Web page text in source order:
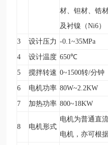
材、钽材、锆
及衬镍（Ni6）
3 设计压力 -0.1~35MPa
4 设计温度 650℃
5 搅拌转速 0~1500转/分钟
6 电机功率 80W~2.2KW
7 加热功率 800~18KW
8 电机形式
电机为普通直
电机，亦可根